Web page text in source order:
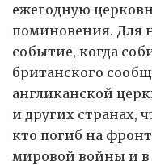
ежегодную
поминовения. Для
событие, когда
британского
англиканской
и других странах,
кто погиб на
мировой войны и